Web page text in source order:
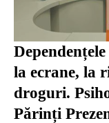
la ecrane, la
droguri.
Părinți